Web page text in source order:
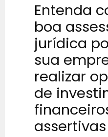
Entenda
boa
jurídica
sua
realizar
de
assertivas